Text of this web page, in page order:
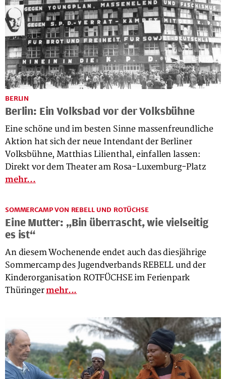
BERLIN
Berlin: Ein Volksbad vor der Volksbühne
Eine schöne und im besten Sinne massenfreundliche
Aktion hat sich der neue Intendant der Berliner
Volksbühne, Matthias Lilienthal, einfallen lassen:
Direkt vor dem Theater am Rosa-Luxemburg-Platz
mehr...
SOMMERCAMP VON REBELL UND ROTÜCHSE
Eine Mutter: „Bin überrascht, wie vielseitig
es ist“
An diesem Wochenende endet auch das diesjährige
Sommercamp des Jugendverbands REBELL und der
Kinderorganisation ROTFÜCHSE im Ferienpark
Thüringermehr...